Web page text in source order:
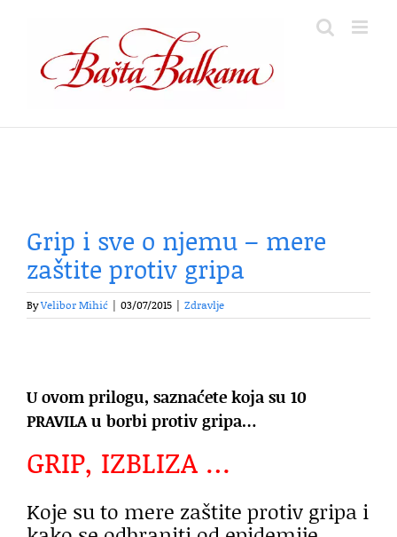
content
Grip i sve o njemu – mere
zaštite protiv gripa
ByVelibor Mihić 03/07/2015 Zdravlje
U ovom prilogu, saznaćete koja su 10
PRAVILA u borbi protiv gripa…
GRIP, IZBLIZA …
Koje su to mere zaštite protiv gripa i